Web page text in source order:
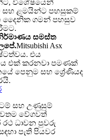
විශේෂයෙන්
සහ ළමයින්ට පහසුකම්
දෛනික ගමන් පහසුව
සමස්ත
Mitsubishi Asx
එය
එක් කරනවා පමණක්
පෙනුම සහ ශ්‍රේණියද